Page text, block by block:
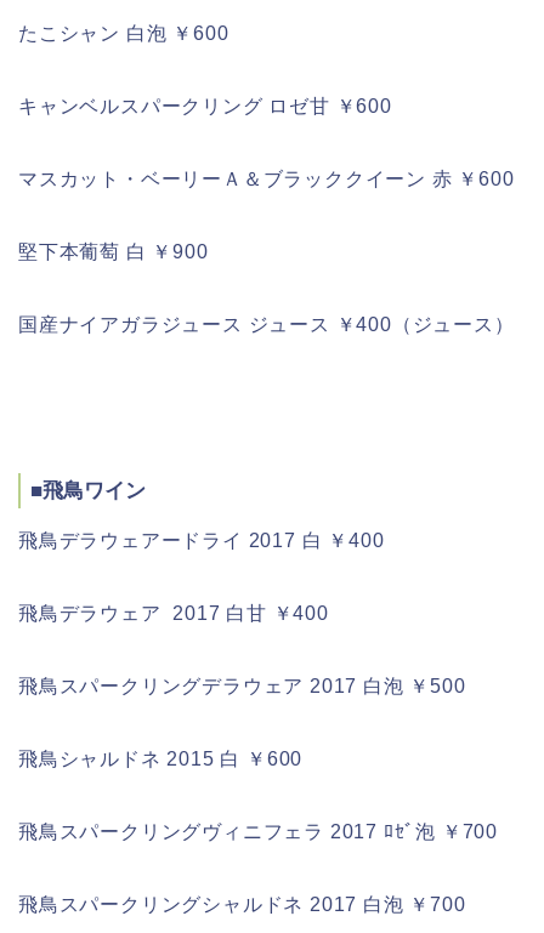
たこシャン 白泡 ￥600
キャンベルスパークリング ロゼ甘 ￥600
マスカット・ベーリーＡ＆ブラッククイーン 赤 ￥600
堅下本葡萄 白 ￥900
国産ナイアガラジュース ジュース ￥400（ジュース）
■飛鳥ワイン
飛鳥デラウェアードライ 2017 白 ￥400
飛鳥デラウェア 2017 白甘 ￥400
飛鳥スパークリングデラウェア 2017 白泡 ￥500
飛鳥シャルドネ 2015 白 ￥600
飛鳥スパークリングヴィニフェラ 2017 ﾛｾﾞ泡 ￥700
飛鳥スパークリングシャルドネ 2017 白泡 ￥700